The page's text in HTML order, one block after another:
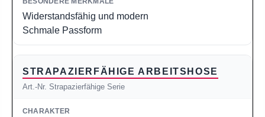
Widerstandsfähig und modern
Schmale Passform
STRAPAZIERFÄHIGE ARBEITSHOSE
Art.-Nr. Strapazierfähige Serie